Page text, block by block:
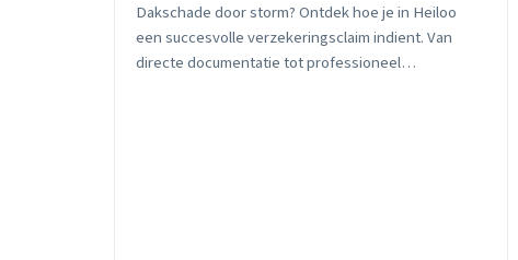
Dakschade door storm? Ontdek hoe je in Heiloo
een succesvolle verzekeringsclaim indient. Van
directe documentatie tot professioneel